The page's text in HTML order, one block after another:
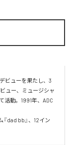
ビューを果たし、3
ュー、ミュージシャ
活動。1991年、ADC
dad bb』、12イン